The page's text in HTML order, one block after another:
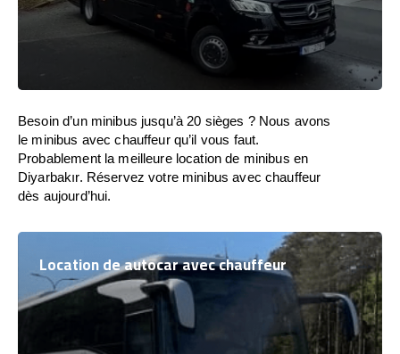
Besoin d’un minibus jusqu’à 20 sièges ? Nous avons
le minibus avec chauffeur qu’il vous faut.
Probablement la meilleure location de minibus en
Diyarbakır. Réservez votre minibus avec chauffeur
dès aujourd’hui.
Location de autocar avec chauffeur